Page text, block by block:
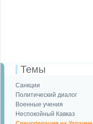
Темы
Санкции
Политический диалог
Военные учения
Неспокойный Кавказ